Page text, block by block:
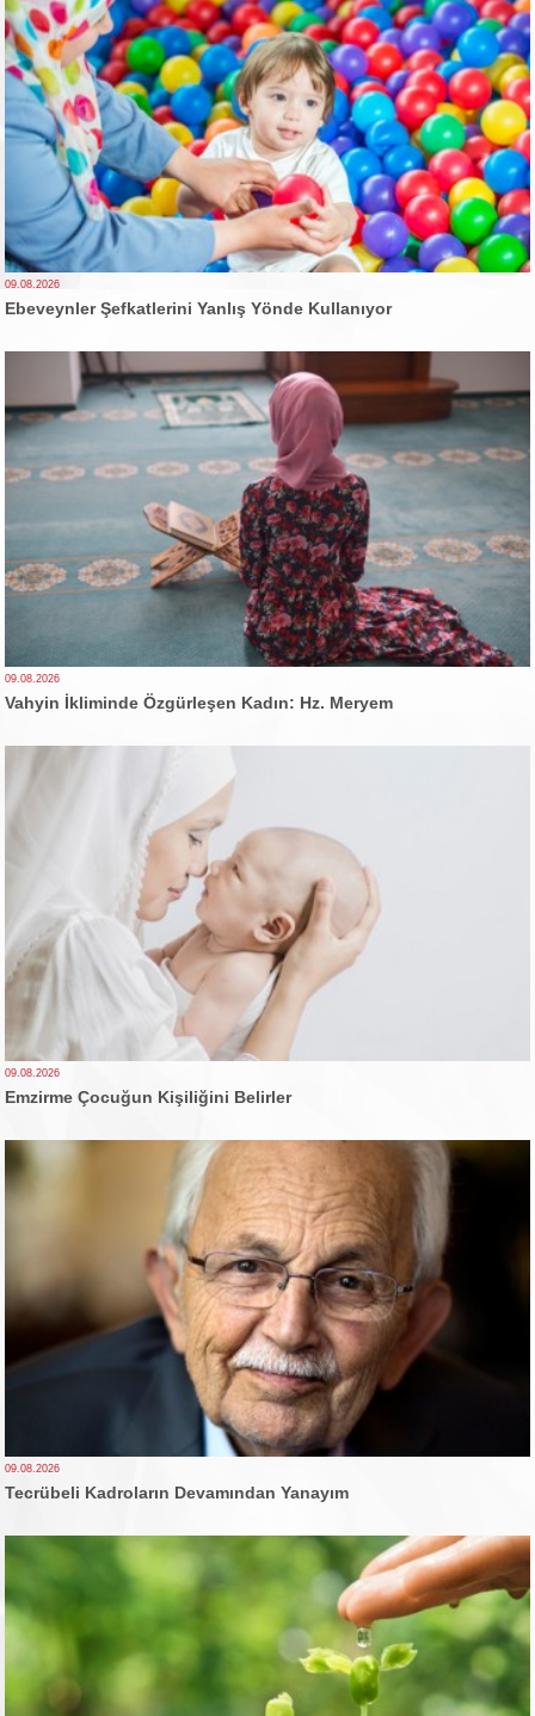
09.08.2026
Ebeveynler Şefkatlerini Yanlış Yönde Kullanıyor
09.08.2026
Vahyin İkliminde Özgürleşen Kadın: Hz. Meryem
09.08.2026
Emzirme Çocuğun Kişiliğini Belirler
09.08.2026
Tecrübeli Kadroların Devamından Yanayım